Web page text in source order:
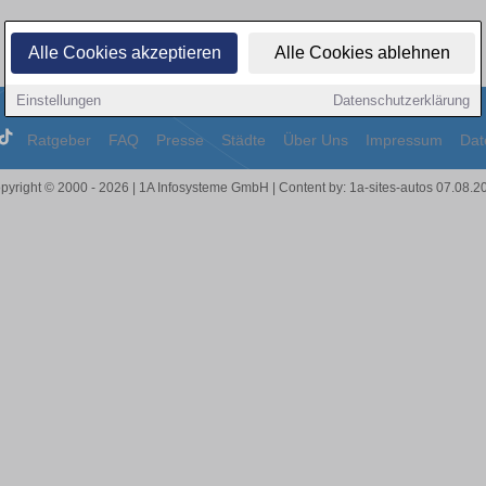
Alle Cookies akzeptieren Alle Cookies ablehnen
Einstellungen Datenschutzerklärung
Ratgeber FAQ Presse Städte Über Uns Impressum
© 2000 - 2026 | 1A Infosysteme GmbH | Content by: 1a-sites-autos